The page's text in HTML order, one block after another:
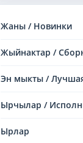
Жаны / Новинки
Жыйнактар /
Эн мыкты /
Ырчылар /
Ырлар